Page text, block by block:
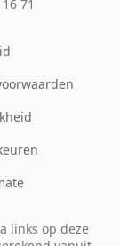
71
links op deze